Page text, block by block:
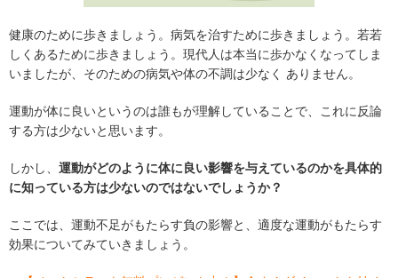
健康のために歩きましょう。病気を治すために歩きましょう。若若
しくあるために歩きましょう。現代人は本当に歩かなくなってしま
いましたが、そのための病気や体の不調は少なく ありません。
運動が体に良いというのは誰もが理解していることで、これに反論
する方は少ないと思います。
しかし、 運動がどのように体に良い影響を与えているのかを具体的
に知っている方は少ないのではないでしょうか？
ここでは、運動不足がもたらす負の影響と、適度な運動がもたらす
効果についてみていきましょう。